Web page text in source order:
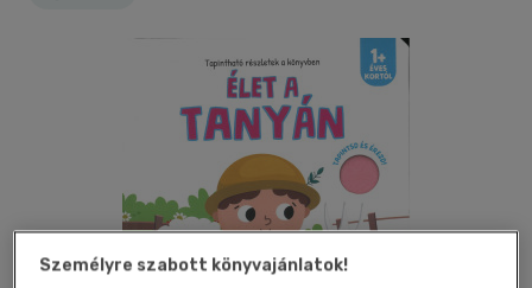
Személyre szabott könyvajánlatok!